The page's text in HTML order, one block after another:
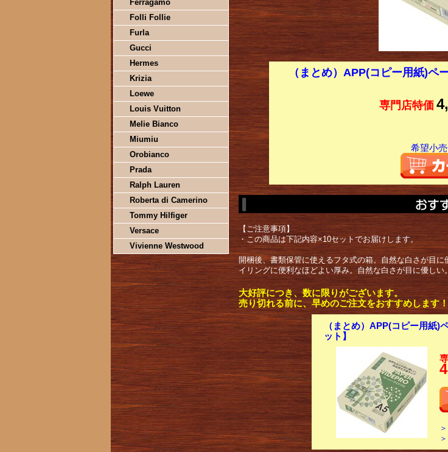
Ferragamo
Folli Follie
Furla
Gucci
Hermes
Krizia
Loewe
Louis Vuitton
Melie Bianco
Miumiu
Orobianco
Prada
Ralph Lauren
Roberta di Camerino
Tommy Hilfiger
Versace
Vivienne Westwood
（まとめ）APP(コピー用紙)ペ
専門店特価
希望小
【ご注意事項】
・この商品は下記内容×10セットでお届けします。
開梱後、書類保管に使えるフタ式の箱。自然な白さが目
イリングに便利なほどよい厚み。自然な白さが目に優しい
大好評につき、数に限りがございます。
売り切れる前に、早めのご注文をおすすめします！
（まとめ）APP(コピー用紙)
ット】